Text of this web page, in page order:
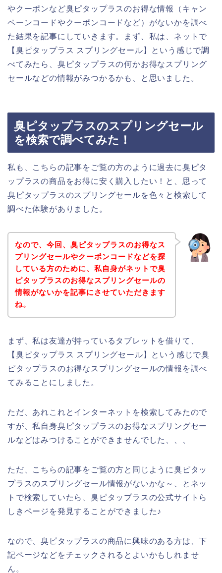
やクーポンなど臭ピタップラスのお得な情報（キャン
ペーンコードやクーポンコードなど）がないかを調べ
た結果を記事にしていきます。まず、私は、ネットで
【臭ピタップラス スプリングセール】という感じで調
べてみたら、臭ピタップラスの何かお得なスプリング
セールなどの情報がみつかるかも、と思いました。
臭ピタップラスのスプリングセール
を検索で調べてみた！
私も、こちらの記事をご覧の方のように過去に臭ピタ
ップラスの商品をお得に安く購入したい！と、思って
臭ピタップラスのスプリングセールを色々と検索して
調べた体験がありました。
なので、今回、臭ピタップラスのお得なス
プリングセールやクーポンコードなどを探
している方のために、私自身がネットで臭
ピタップラスのお得なスプリングセールの
情報がないかを記事にさせていただきます
ね。
まず、私は友達が持っているタブレットを借りて、
【臭ピタップラス スプリングセール】という感じで臭
ピタップラスのお得なスプリングセールの情報を調べ
てみることにしました。
ただ、あれこれとインターネットを検索してみたので
すが、私自身臭ピタップラスのお得なスプリングセー
ルなどはみつけることができませんでした、、、
ただ、こちらの記事をご覧の方と同じように臭ピタッ
プラスのスプリングセール情報がないかな～、とネッ
トで検索していたら、臭ピタップラスの公式サイトら
しきページを発見することができました♪
なので、臭ピタップラスの商品に興味のある方は、下
記ページなどをチェックされるとよいかもしれませ
ん。